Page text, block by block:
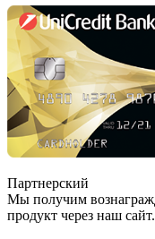
Партнерский
Мы получим
продукт через наш